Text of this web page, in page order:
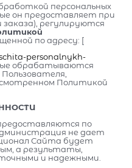
персональных
он предоставляет при
регулируются
по адресу: [
personalnykh-
обрабатываются
Пользователя,
Политикой
по
не дает
Сайта будет
а результаты,
и надежными.